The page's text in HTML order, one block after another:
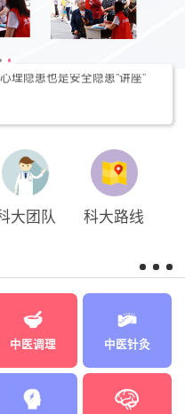
理隐患也是安全隐患”讲座”
大团队 科大路线
中医调理 中医针灸